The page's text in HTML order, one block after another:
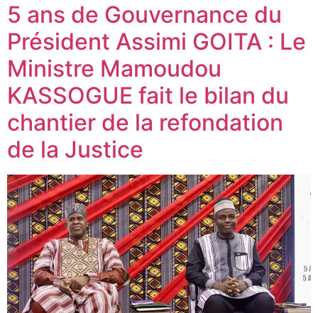
5 ans de Gouvernance du
Président Assimi GOITA : Le
Ministre Mamoudou
KASSOGUE fait le bilan du
chantier de la refondation
de la Justice